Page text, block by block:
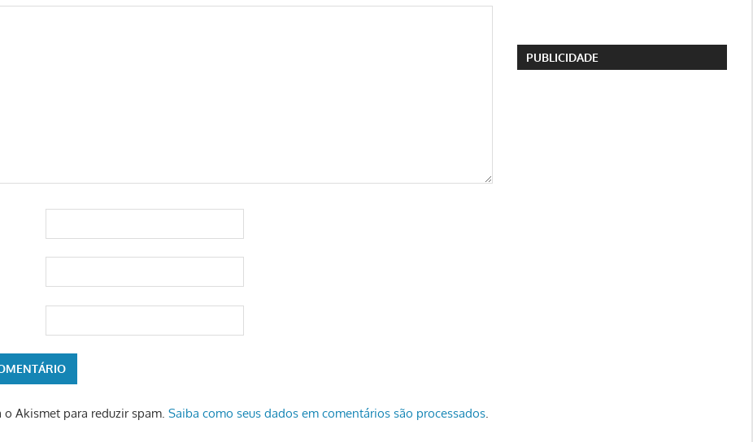
o Akismet para reduzir spam.Saiba como seus dados em comentários são processados.
PUBLICIDADE